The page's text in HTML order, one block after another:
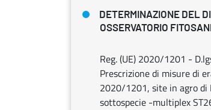
DETERMINAZIONE DEL
OSSERVATORIO
Reg. (UE) 2020/1201 -
Prescrizione di misure di
2020/1201, site in agro di
sottospecie -multiplex